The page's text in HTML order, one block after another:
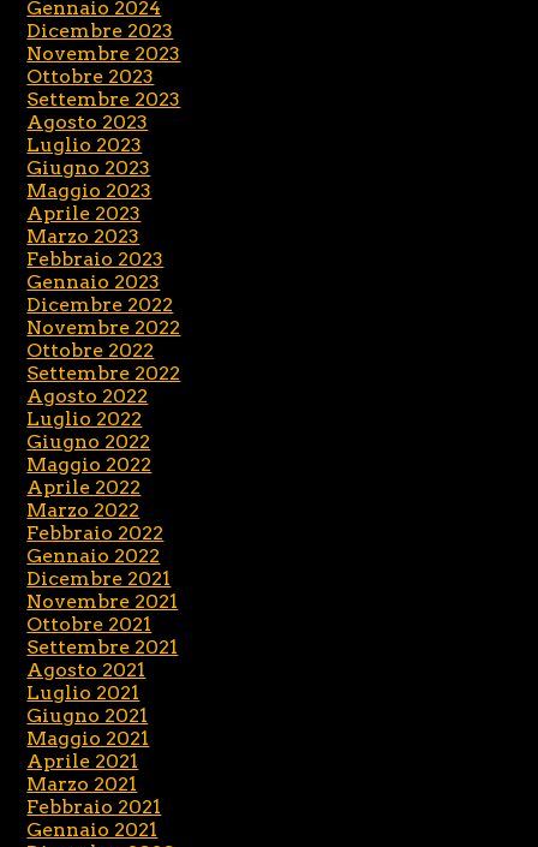
Gennaio 2024
Dicembre 2023
Novembre 2023
Ottobre 2023
Settembre 2023
Agosto 2023
Luglio 2023
Giugno 2023
Maggio 2023
Aprile 2023
Marzo 2023
Febbraio 2023
Gennaio 2023
Dicembre 2022
Novembre 2022
Ottobre 2022
Settembre 2022
Agosto 2022
Luglio 2022
Giugno 2022
Maggio 2022
Aprile 2022
Marzo 2022
Febbraio 2022
Gennaio 2022
Dicembre 2021
Novembre 2021
Ottobre 2021
Settembre 2021
Agosto 2021
Luglio 2021
Giugno 2021
Maggio 2021
Aprile 2021
Marzo 2021
Febbraio 2021
Gennaio 2021